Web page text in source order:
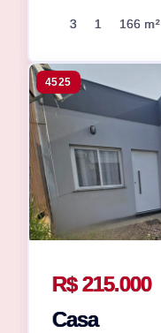
3 1 166 m²
4525
R$ 215.000
Casa